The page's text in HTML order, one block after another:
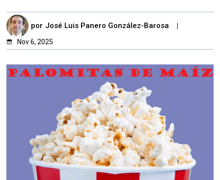
por José Luis Panero González-Barosa
Nov 6, 2025